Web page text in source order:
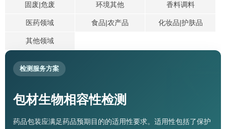
固废|危废 环境其他 香料调料
医药领域 食品|农产品 化妆品|护肤品
其他领域
检测服务方案
包材生物相容性检测
药品包装应满足药品预期目的的适用性要求。适用性包括了保护